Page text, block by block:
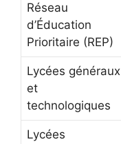
Réseau
d’Éducation
Prioritaire (REP)
Lycées généraux
et
technologiques
Lycées